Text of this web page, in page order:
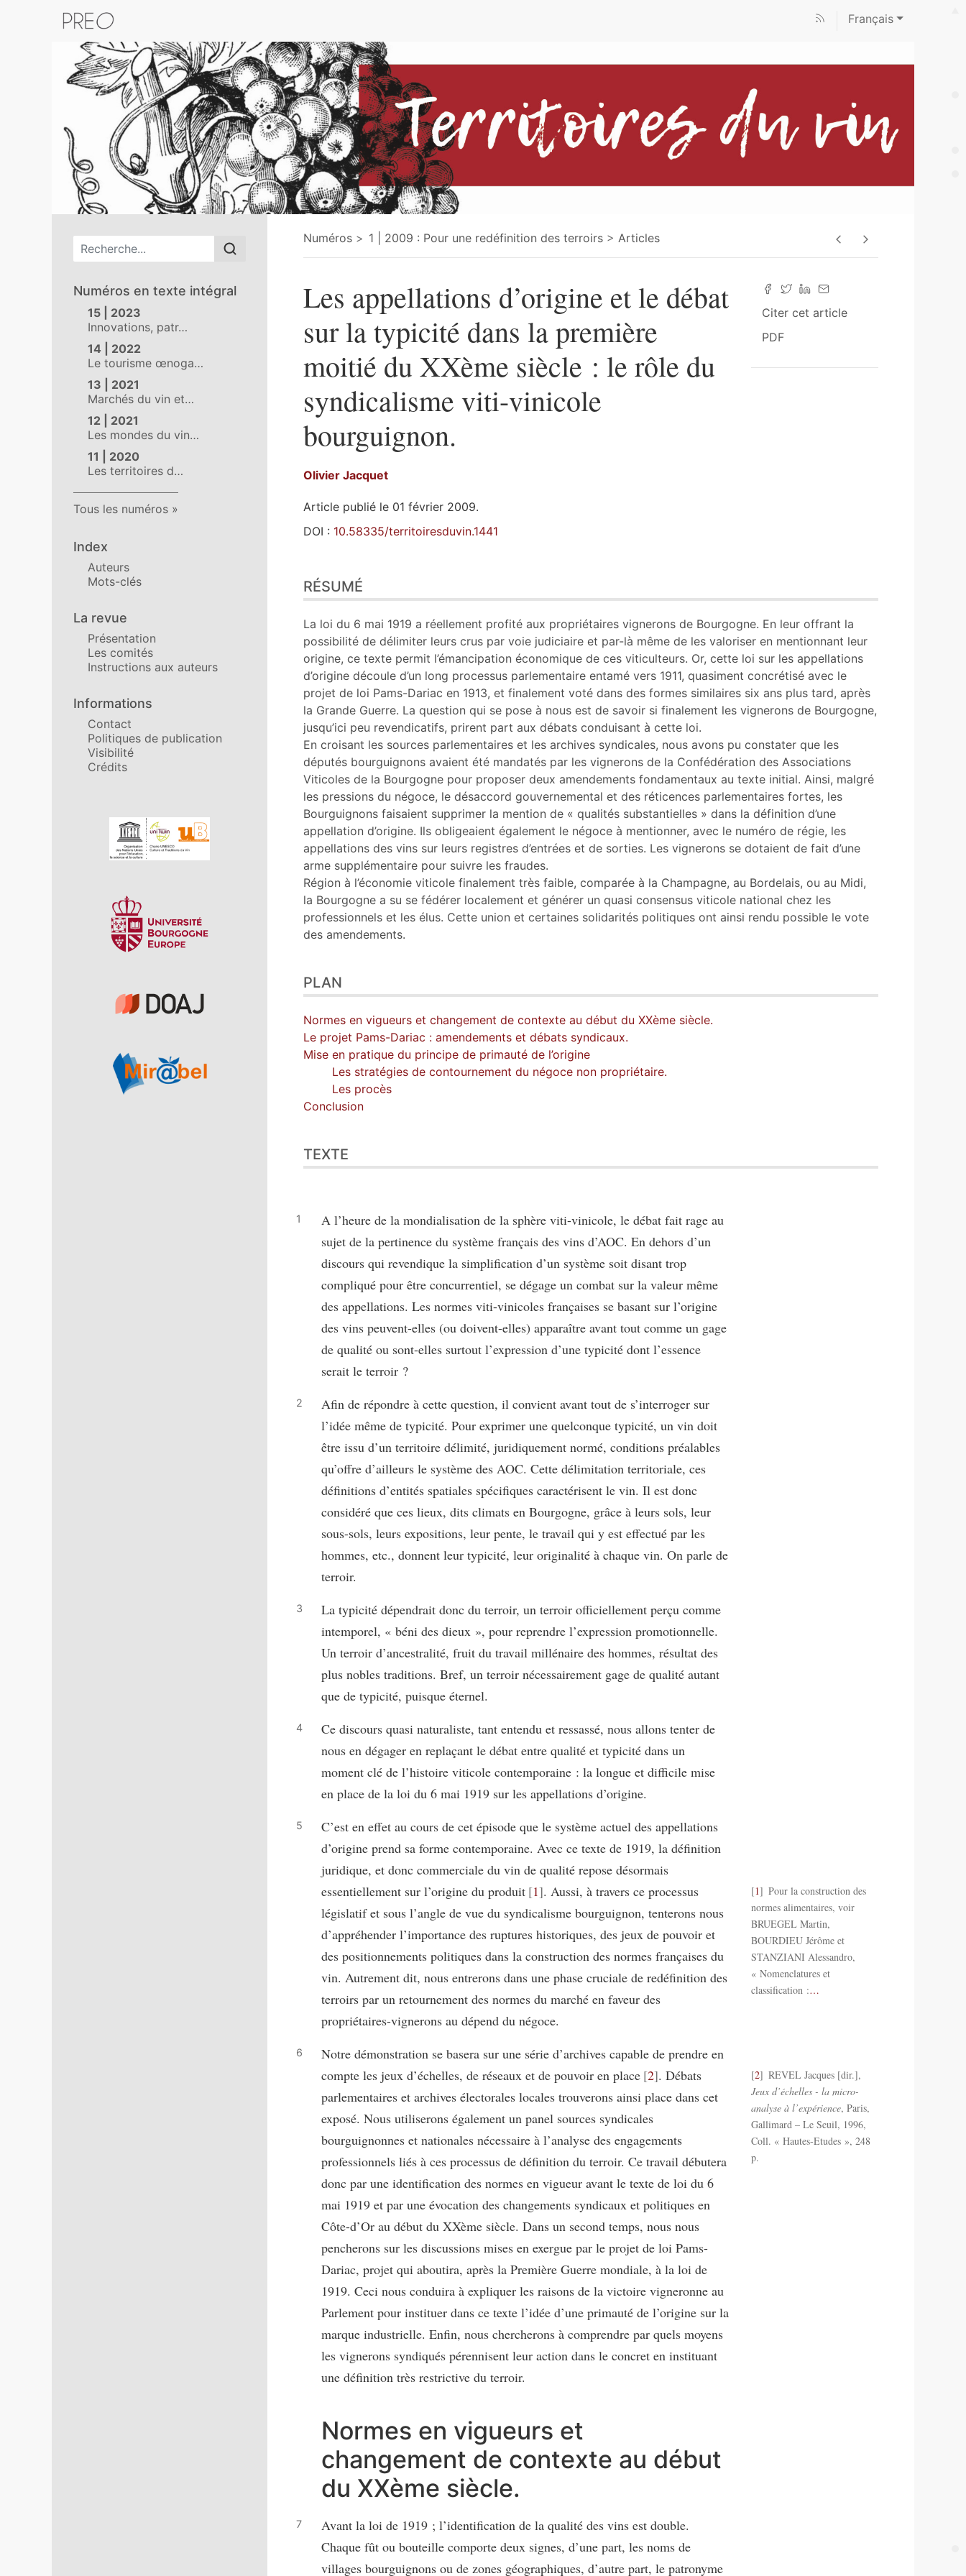
Français
Menu principal
Numéros en texte intégral
15 | 2023
Innovations, patr…
14 | 2022
Le tourisme œnoga…
13 | 2021
Marchés du vin et…
12 | 2021
Les mondes du vin…
11 | 2020
Les territoires d…
Tous les numéros
Index
Auteurs
Mots-clés
La revue
Présentation
Les comités
Instructions aux auteurs
Informations
Contact
Politiques de publication
Visibilité
Crédits
Affiliations/partenaires
Numéros 1 | 2009 : Pour une redéfinition des terroirs Articles
Citer cet article
PDF
Les appellations d’origine et le débat
sur la typicité dans la première
moitié du XXème siècle : le rôle du
syndicalisme viti-vinicole
bourguignon.
Olivier Jacquet
Article publié le 01 février 2009.
DOI : 10.58335/territoiresduvin.1441
Plan
Texte
Notes
Illustrations
Citer cet article
Auteur
RÉSUMÉ
La loi du 6 mai 1919 a réellement profité aux propriétaires vignerons de Bourgogne. En leur offrant la
possibilité de délimiter leurs crus par voie judiciaire et par-là même de les valoriser en mentionnant leur
origine, ce texte permit l’émancipation économique de ces viticulteurs. Or, cette loi sur les appellations
d’origine découle d’un long processus parlementaire entamé vers 1911, quasiment concrétisé avec le
projet de loi Pams-Dariac en 1913, et finalement voté dans des formes similaires six ans plus tard, après
la Grande Guerre. La question qui se pose à nous est de savoir si finalement les vignerons de Bourgogne,
jusqu’ici peu revendicatifs, prirent part aux débats conduisant à cette loi.
En croisant les sources parlementaires et les archives syndicales, nous avons pu constater que les
députés bourguignons avaient été mandatés par les vignerons de la Confédération des Associations
Viticoles de la Bourgogne pour proposer deux amendements fondamentaux au texte initial. Ainsi, malgré
les pressions du négoce, le désaccord gouvernemental et des réticences parlementaires fortes, les
Bourguignons faisaient supprimer la mention de « qualités substantielles » dans la définition d’une
appellation d’origine. Ils obligeaient également le négoce à mentionner, avec le numéro de régie, les
appellations des vins sur leurs registres d’entrées et de sorties. Les vignerons se dotaient de fait d’une
arme supplémentaire pour suivre les fraudes.
Région à l’économie viticole finalement très faible, comparée à la Champagne, au Bordelais, ou au Midi,
la Bourgogne a su se fédérer localement et générer un quasi consensus viticole national chez les
professionnels et les élus. Cette union et certaines solidarités politiques ont ainsi rendu possible le vote
des amendements.
PLAN
Normes en vigueurs et changement de contexte au début du XXème siècle.
Le projet Pams-Dariac : amendements et débats syndicaux.
Mise en pratique du principe de primauté de l’origine
Les stratégies de contournement du négoce non propriétaire.
Les procès
Conclusion
TEXTE
A l’heure de la mondialisation de la sphère viti-vinicole, le débat fait rage au
sujet de la pertinence du système français des vins d’AOC. En dehors d’un
discours qui revendique la simplification d’un système soit disant trop
compliqué pour être concurrentiel, se dégage un combat sur la valeur même
des appellations. Les normes viti-vinicoles françaises se basant sur l’origine
des vins peuvent-elles (ou doivent-elles) apparaître avant tout comme un gage
de qualité ou sont-elles surtout l’expression d’une typicité dont l’essence
serait le terroir ?
Afin de répondre à cette question, il convient avant tout de s’interroger sur
l’idée même de typicité. Pour exprimer une quelconque typicité, un vin doit
être issu d’un territoire délimité, juridiquement normé, conditions préalables
qu’offre d’ailleurs le système des AOC. Cette délimitation territoriale, ces
définitions d’entités spatiales spécifiques caractérisent le vin. Il est donc
considéré que ces lieux, dits climats en Bourgogne, grâce à leurs sols, leur
sous-sols, leurs expositions, leur pente, le travail qui y est effectué par les
hommes, etc., donnent leur typicité, leur originalité à chaque vin. On parle de
terroir.
La typicité dépendrait donc du terroir, un terroir officiellement perçu comme
intemporel, « béni des dieux », pour reprendre l’expression promotionnelle.
Un terroir d’ancestralité, fruit du travail millénaire des hommes, résultat des
plus nobles traditions. Bref, un terroir nécessairement gage de qualité autant
que de typicité, puisque éternel.
Ce discours quasi naturaliste, tant entendu et ressassé, nous allons tenter de
nous en dégager en replaçant le débat entre qualité et typicité dans un
moment clé de l’histoire viticole contemporaine : la longue et difficile mise
en place de la loi du 6 mai 1919 sur les appellations d’origine.
C’est en effet au cours de cet épisode que le système actuel des appellations
d’origine prend sa forme contemporaine. Avec ce texte de 1919, la définition
juridique, et donc commerciale du vin de qualité repose désormais
essentiellement sur l’origine du produit 1 . Aussi, à travers ce processus
législatif et sous l’angle de vue du syndicalisme bourguignon, tenterons nous
d’appréhender l’importance des ruptures historiques, des jeux de pouvoir et
des positionnements politiques dans la construction des normes françaises du
vin. Autrement dit, nous entrerons dans une phase cruciale de redéfinition des
terroirs par un retournement des normes du marché en faveur des
propriétaires-vignerons au dépend du négoce.
Notre démonstration se basera sur une série d’archives capable de prendre en
compte les jeux d’échelles, de réseaux et de pouvoir en place 2 . Débats
parlementaires et archives électorales locales trouverons ainsi place dans cet
exposé. Nous utiliserons également un panel sources syndicales
bourguignonnes et nationales nécessaire à l’analyse des engagements
professionnels liés à ces processus de définition du terroir. Ce travail débutera
donc par une identification des normes en vigueur avant le texte de loi du 6
mai 1919 et par une évocation des changements syndicaux et politiques en
Côte-d’Or au début du XXème siècle. Dans un second temps, nous nous
pencherons sur les discussions mises en exergue par le projet de loi Pams-
Dariac, projet qui aboutira, après la Première Guerre mondiale, à la loi de
1919. Ceci nous conduira à expliquer les raisons de la victoire vigneronne au
Parlement pour instituer dans ce texte l’idée d’une primauté de l’origine sur la
marque industrielle. Enfin, nous chercherons à comprendre par quels moyens
les vignerons syndiqués pérennisent leur action dans le concret en instituant
une définition très restrictive du terroir.
Normes en vigueurs et
changement de contexte au début
du XXème siècle.
Avant la loi de 1919 ; l’identification de la qualité des vins est double.
Chaque fût ou bouteille comporte deux signes, d’une part, les noms de
villages bourguignons ou de zones géographiques, d’autre part, le patronyme
1
Pour la construction des
normes alimentaires, voir
BRUEGEL Martin,
BOURDIEU Jérôme et
STANZIANI Alessandro,
« Nomenclatures et
classification :…
2
REVEL Jacques [dir.],
Jeux d’échelles - la micro-
analyse à l’expérience, Paris,
Gallimard – Le Seuil, 1996,
Coll. « Hautes-Etudes », 248
p.